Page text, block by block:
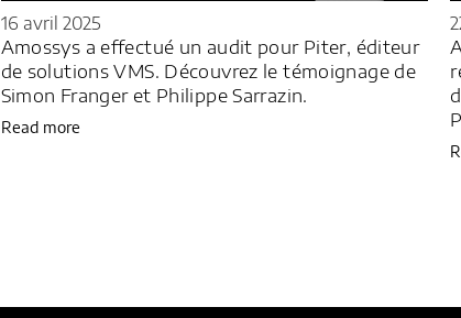
22 janvier 2025
Amossys accompagne Tranquil IT sur le
renouvellement de certification CSPN,
découvrez le témoignage de Vincent Cardon,
Président de Tranquil IT.